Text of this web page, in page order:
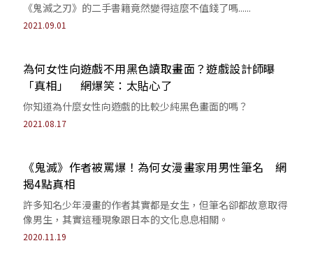
《鬼滅之刃》的二手書籍竟然變得這麼不值錢了嗎......
2021.09.01
為何女性向遊戲不用黑色讀取畫面？遊戲設計師曝
「真相」 網爆笑：太貼心了
你知道為什麼女性向遊戲的比較少純黑色畫面的嗎？
2021.08.17
《鬼滅》作者被罵爆！為何女漫畫家用男性筆名 網
揭4點真相
許多知名少年漫畫的作者其實都是女生，但筆名卻都故意取得
像男生，其實這種現象跟日本的文化息息相關。
2020.11.19